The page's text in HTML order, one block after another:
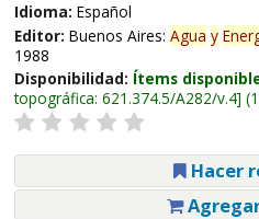
Idioma: Español
Editor: Buenos Aires: Agua y
1988
Disponibilidad: Ítems
topográfica: 621.374.5/A282/v.4
Hacer